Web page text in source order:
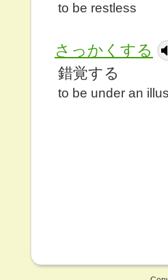
to be restless
さっかくする
錯覚する
to be under an